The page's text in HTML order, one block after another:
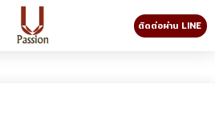
ติดต่อผ่าน LINE